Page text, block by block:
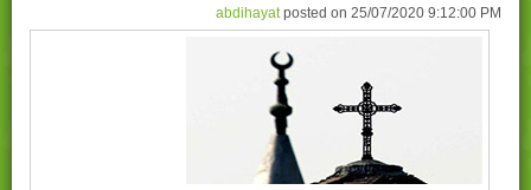
abdihayatposted on 25/07/2020 9:12:00 PM